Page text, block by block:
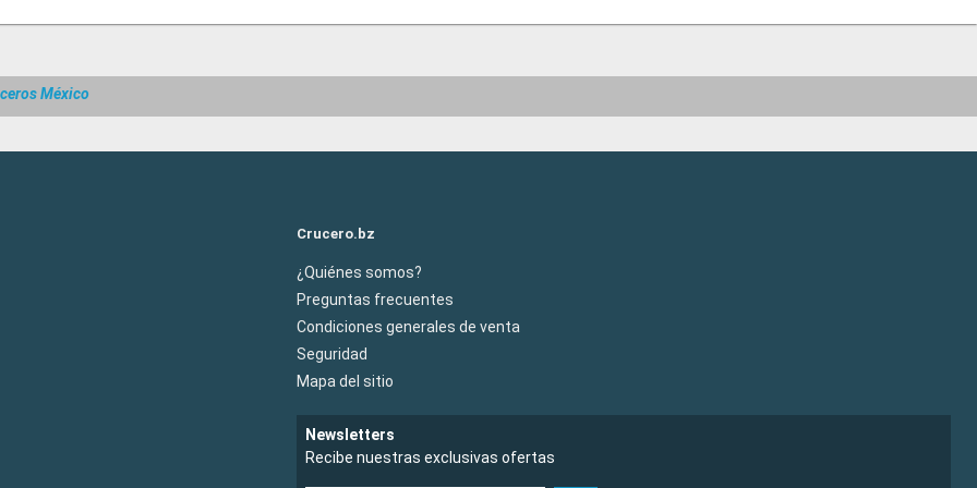
México
Crucero.bz
¿Quiénes somos?
Preguntas frecuentes
Condiciones generales de venta
Seguridad
Mapa del sitio
Newsletters
Recibe nuestras exclusivas ofertas